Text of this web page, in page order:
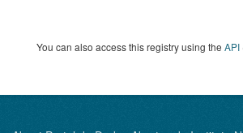
You can also access this registry using the API